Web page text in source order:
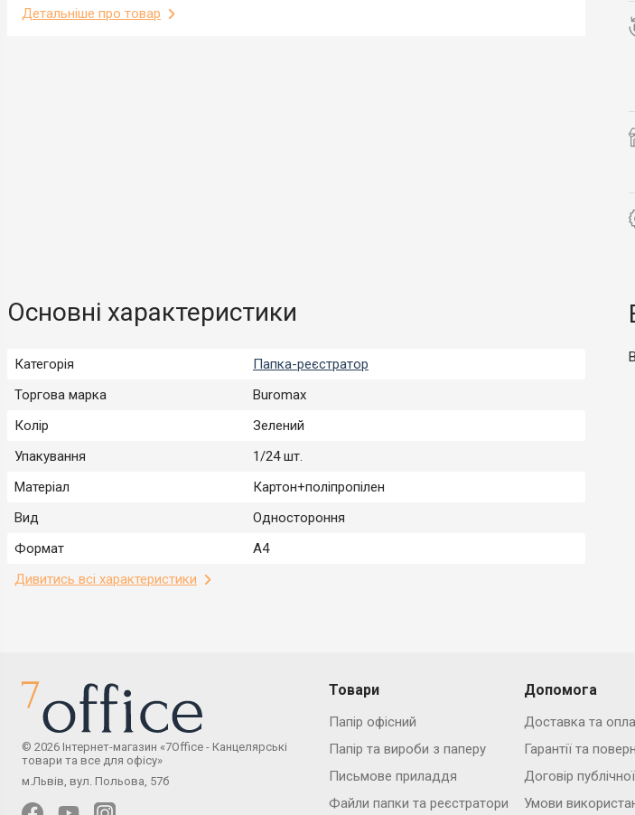
Детальніше про товар
Основні характеристики
Категорія
Папка-реєстратор
Торгова марка
Buromax
Колір
Зелений
Упакування
1/24 шт.
Матеріал
Картон+поліпропілен
Вид
Одностороння
Формат
A4
Дивитись всі характеристики
Товари
Папір офісний
Папір та вироби з паперу
Письмове приладдя
Файли папки та реєстратори
Допомога
Доставка та
Гарантії та
Договір
Умови
© 2026 Інтернет-магазин «7Office - Канцелярські
товари та все для офісу»
м.Львів, вул. Польова, 57б